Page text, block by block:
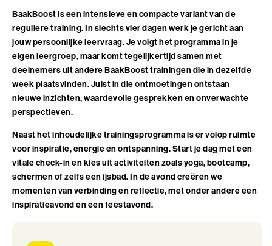
Leidinggeven aan eigenwijze Professionals
Leidinggeven aan eigenwijze Professionals (BaakBoost)
Leren Leiden
Leren Leiden (BaakBoost)
Management van Mensen
Management van Mensen (BaakBoost)
Moeilijke Gesprekken Voeren (BaakBoost)
BaakBoost is een intensieve en compacte variant van de
reguliere training. In slechts vier dagen werk je gericht aan
jouw persoonlijke leervraag. Je volgt het programma in je
eigen leergroep, maar komt tegelijkertijd samen met
deelnemers uit andere BaakBoost trainingen die in dezelfde
week plaatsvinden. Juist in die ontmoetingen ontstaan
nieuwe inzichten, waardevolle gesprekken en onverwachte
perspectieven.
Naast het inhoudelijke trainingsprogramma is er volop ruimte
voor inspiratie, energie en ontspanning. Start je dag met een
vitale check-in en kies uit activiteiten zoals yoga, bootcamp,
schermen of zelfs een ijsbad. In de avond creëren we
momenten van verbinding en reflectie, met onder andere een
inspiratieavond en een feestavond.